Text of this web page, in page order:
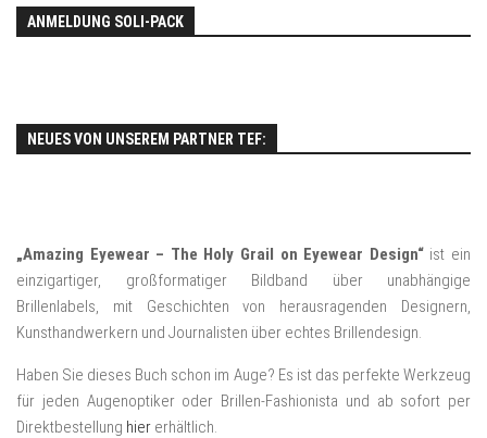
ANMELDUNG SOLI-PACK
NEUES VON UNSEREM PARTNER TEF:
„Amazing Eyewear – The Holy Grail on Eyewear Design“ist ein
einzigartiger, großformatiger Bildband über unabhängige
Brillenlabels, mit Geschichten von herausragenden Designern,
Kunsthandwerkern und Journalisten über echtes Brillendesign.
Haben Sie dieses Buch schon im Auge? Es ist das perfekte Werkzeug
für jeden Augenoptiker oder Brillen-Fashionista und ab sofort per
Direktbestellung hier erhältlich.